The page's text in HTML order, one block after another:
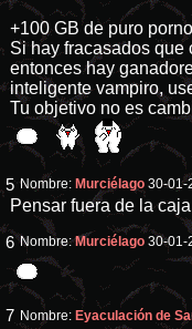
+100 GB de puro
Si hay fracasados que
entonces hay
inteligente vampiro,
Tu objetivo no es
5 Nombre: Murciélago 30-01-
Pensar fuera de la
6 Nombre:Murciélago 30-01-
7 Nombre: Eyaculación de